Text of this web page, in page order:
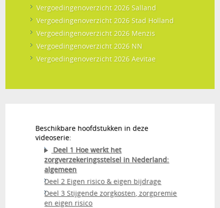
Vergoedingenoverzicht 2026 Salland
Vergoedingenoverzicht 2026 Stad Holland
Vergoedingenoverzicht 2026 Menzis
Vergoedingenoverzicht 2026 NN
Vergoedingenoverzicht 2026 Aevitae
Beschikbare hoofdstukken in deze
videoserie:
Deel 1 Hoe werkt het
zorgverzekeringsstelsel in Nederland:
algemeen
Deel 2 Eigen risico & eigen bijdrage
Deel 3 Stijgende zorgkosten, zorgpremie
en eigen risico